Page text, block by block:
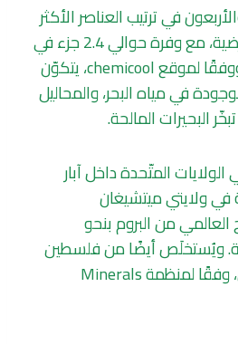
في ترتيب العناصر الأكثر
شيوعًا في القشرة الأرضية، مع وفرة حوالي 2.4 جزء في
المليون بحسب الوزن، ووفقًا لموقع chemicool، يتكوّن
في مياه البحر، والمحاليل
البحيرات المالحة.
المتّحدة داخل آبار
في ولايتي ميتشيغان
العالمي من البروم بنحو
ويُستخلَص أيضًا من فلسطين
وروسيا وفرنسا واليابان، وفقًا لمنظمة Minerals